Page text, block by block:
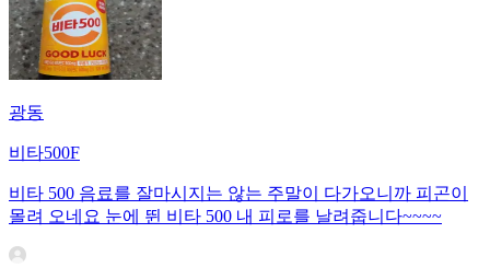
광동
비타500F
비타 500 음료를 잘마시지는 않는 주말이 다가오니까 피곤이
몰려 오네요 눈에 뛴 비타 500 내 피로를 날려줍니다~~~~